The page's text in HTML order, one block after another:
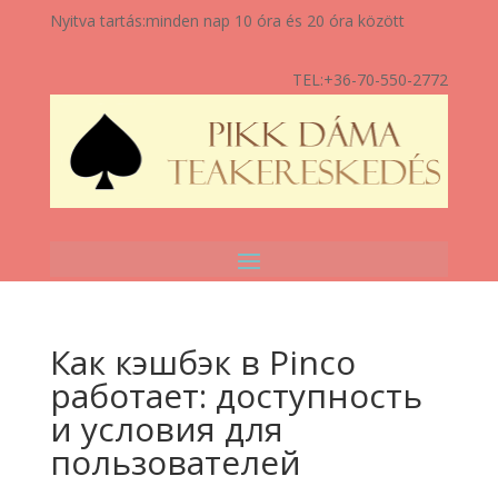
Nyitva tartás:minden nap 10 óra és 20 óra között
TEL:+36-70-550-2772
Как кэшбэк в Pinco
работает: доступность
и условия для
пользователей